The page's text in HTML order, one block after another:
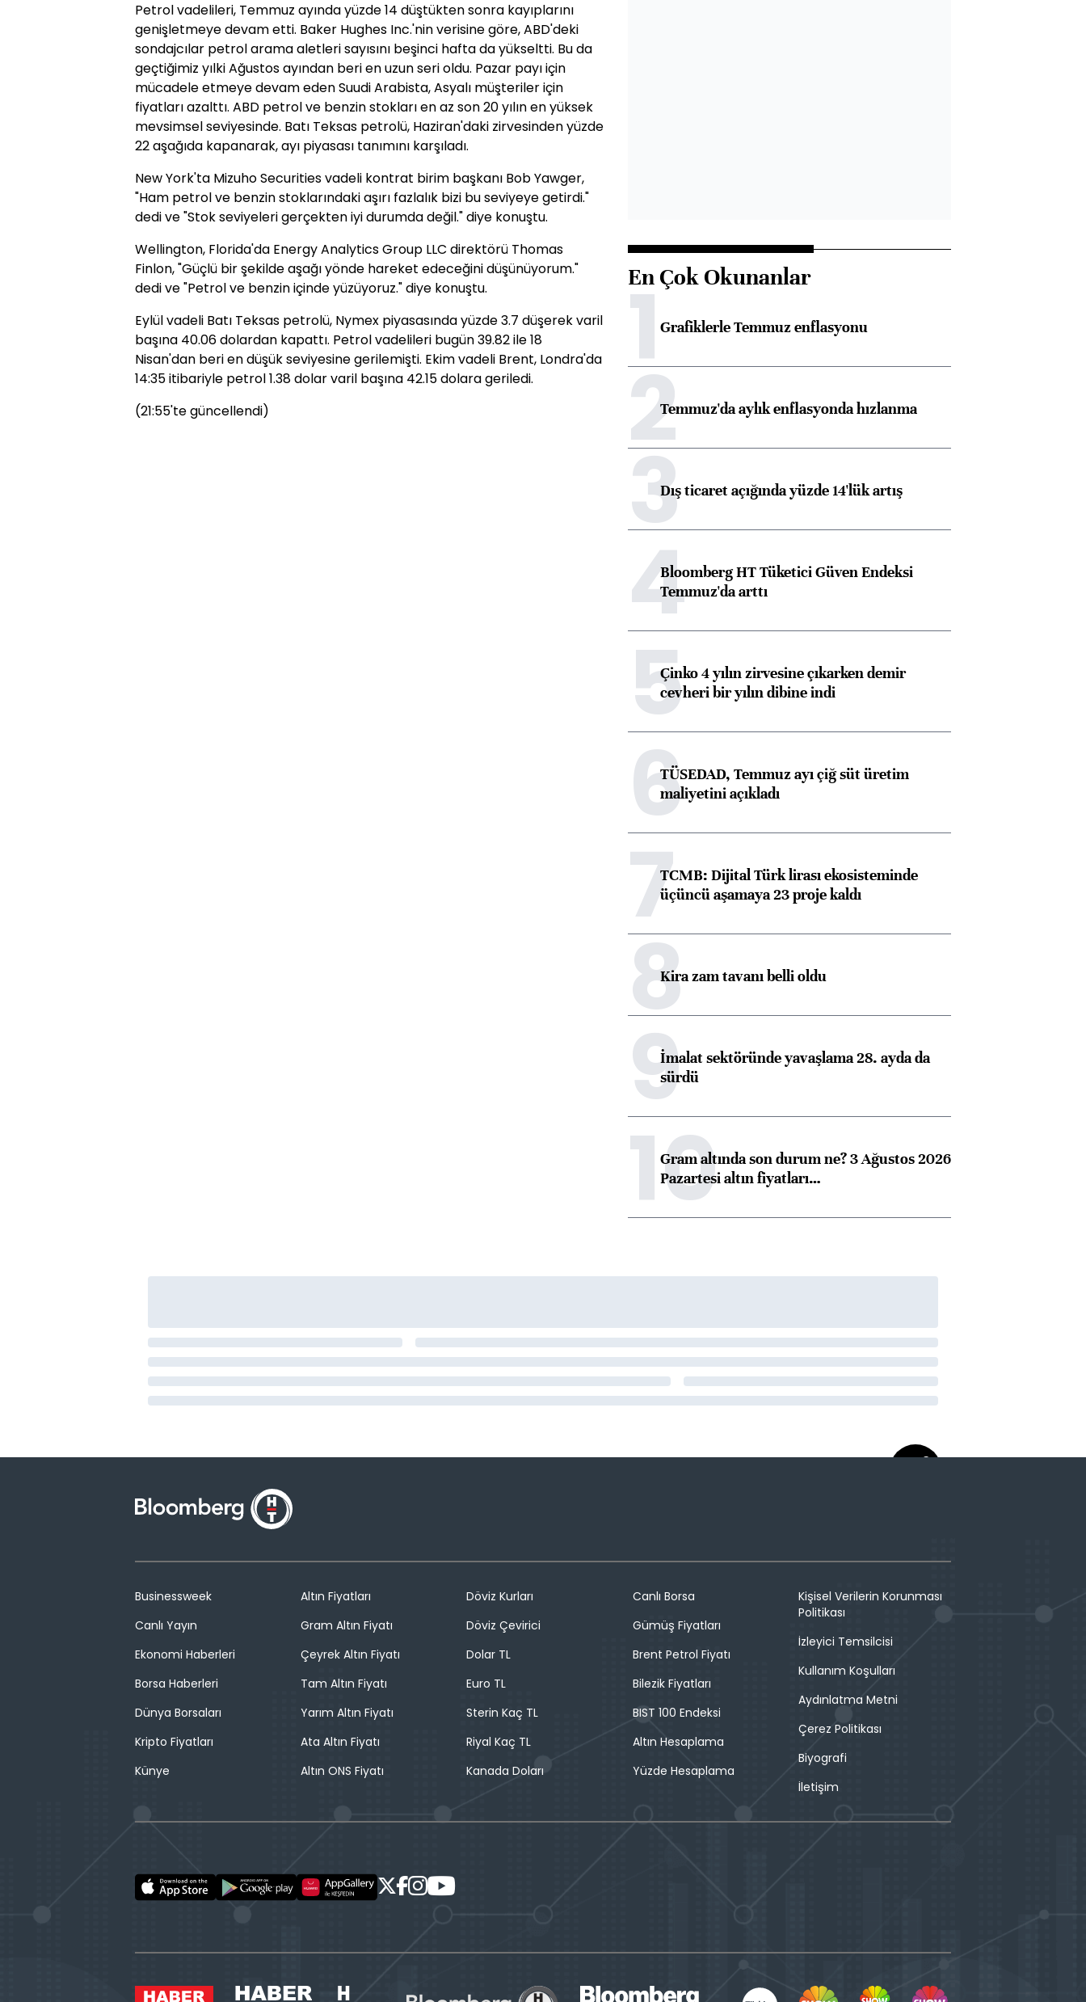
Petrol vadelileri, Temmuz ayında yüzde 14 düştükten sonra kayıplarını
genişletmeye devam etti. Baker Hughes Inc.'nin verisine göre, ABD'deki
sondajcılar petrol arama aletleri sayısını beşinci hafta da yükseltti. Bu da
geçtiğimiz yılki Ağustos ayından beri en uzun seri oldu. Pazar payı için
mücadele etmeye devam eden Suudi Arabista, Asyalı müşteriler için
fiyatları azalttı. ABD petrol ve benzin stokları en az son 20 yılın en yüksek
mevsimsel seviyesinde. Batı Teksas petrolü, Haziran'daki zirvesinden yüzde
22 aşağıda kapanarak, ayı piyasası tanımını karşıladı.
New York'ta Mizuho Securities vadeli kontrat birim başkanı Bob Yawger,
"Ham petrol ve benzin stoklarındaki aşırı fazlalık bizi bu seviyeye getirdi."
dedi ve "Stok seviyeleri gerçekten iyi durumda değil." diye konuştu.
Wellington, Florida'da Energy Analytics Group LLC direktörü Thomas
Finlon, "Güçlü bir şekilde aşağı yönde hareket edeceğini düşünüyorum."
dedi ve "Petrol ve benzin içinde yüzüyoruz." diye konuştu.
Eylül vadeli Batı Teksas petrolü, Nymex piyasasında yüzde 3.7 düşerek varil
başına 40.06 dolardan kapattı. Petrol vadelileri bugün 39.82 ile 18
Nisan'dan beri en düşük seviyesine gerilemişti. Ekim vadeli Brent, Londra'da
14:35 itibariyle petrol 1.38 dolar varil başına 42.15 dolara geriledi.
(21:55'te güncellendi)
En Çok Okunanlar
1Grafiklerle Temmuz enflasyonu
2Temmuz'da aylık enflasyonda hızlanma
3Dış ticaret açığında yüzde 14'lük artış
4Bloomberg HT Tüketici Güven Endeksi
Temmuz'da arttı
5Çinko 4 yılın zirvesine çıkarken demir
cevheri bir yılın dibine indi
6TÜSEDAD, Temmuz ayı çiğ süt üretim
maliyetini açıkladı
7TCMB: Dijital Türk lirası ekosisteminde
üçüncü aşamaya 23 proje kaldı
8Kira zam tavanı belli oldu
9İmalat sektöründe yavaşlama 28. ayda da
sürdü
10
Gram altında son durum ne? 3 Ağustos 2026
Pazartesi altın fiyatları…
Businessweek
Canlı Yayın
Ekonomi Haberleri
Borsa Haberleri
Dünya Borsaları
Kripto Fiyatları
Künye
Altın Fiyatları
Gram Altın Fiyatı
Çeyrek Altın Fiyatı
Tam Altın Fiyatı
Yarım Altın Fiyatı
Ata Altın Fiyatı
Altın ONS Fiyatı
Döviz Kurları
Döviz Çevirici
Dolar TL
Euro TL
Sterin Kaç TL
Riyal Kaç TL
Kanada Doları
Canlı Borsa
Gümüş Fiyatları
Brent Petrol Fiyatı
Bilezik Fiyatları
BIST 100 Endeksi
Altın Hesaplama
Yüzde Hesaplama
Kişisel Verilerin Korunması
Politikası
İzleyici Temsilcisi
Kullanım Koşulları
Aydınlatma Metni
Çerez Politikası
Biyografi
İletişim